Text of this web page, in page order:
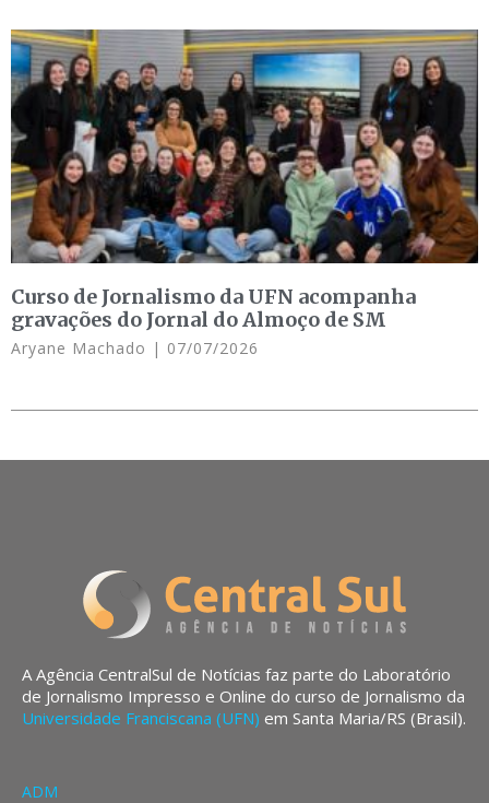
Curso de Jornalismo da UFN acompanha
gravações do Jornal do Almoço de SM
Aryane Machado 07/07/2026
A Agência CentralSul de Notícias faz parte do Laboratório
de Jornalismo Impresso e Online do curso de Jornalismo da
Universidade Franciscana (UFN) em Santa Maria/RS (Brasil).
ADM